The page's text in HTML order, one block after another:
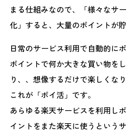
まる仕組みなので、「様々なサ
化」すると、大量のポイントが貯
日常のサービス利用で自動的に
ポイントで何か大きな買い物を
り、、想像するだけで楽しくな
これが「ポイ活」です。
あらゆる楽天サービスを利用し
イントをまた楽天に使うという